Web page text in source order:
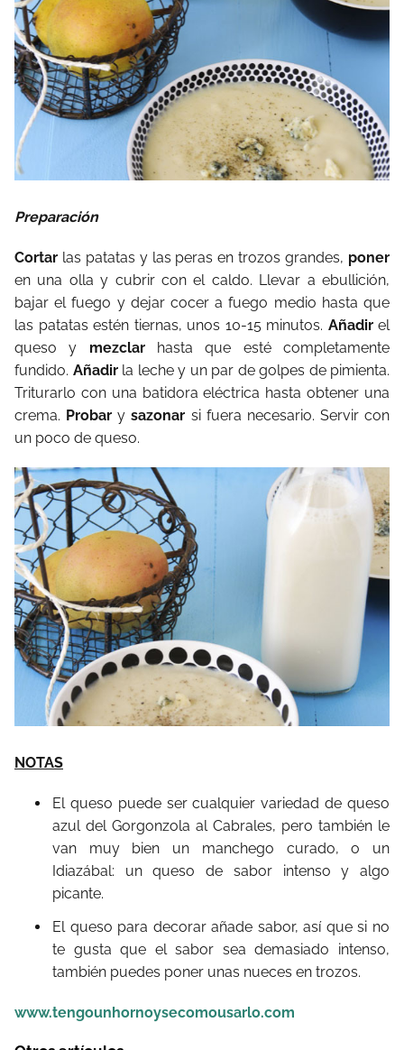
Preparación
Cortar las patatas y las peras en trozos grandes, poner
en una olla y cubrir con el caldo. Llevar a ebullición,
bajar el fuego y dejar cocer a fuego medio hasta que
las patatas estén tiernas, unos 10-15 minutos. Añadir el
queso y mezclar hasta que esté completamente
fundido. Añadir la leche y un par de golpes de pimienta.
Triturarlo con una batidora eléctrica hasta obtener una
crema. Probarysazonar si fuera necesario. Servir con
un poco de queso.
NOTAS
El queso puede ser cualquier variedad de queso
azul del Gorgonzola al Cabrales, pero también le
van muy bien un manchego curado, o un
Idiazábal: un queso de sabor intenso y algo
picante.
El queso para decorar añade sabor, así que si no
te gusta que el sabor sea demasiado intenso,
también puedes poner unas nueces en trozos.
www.tengounhornoysecomousarlo.com